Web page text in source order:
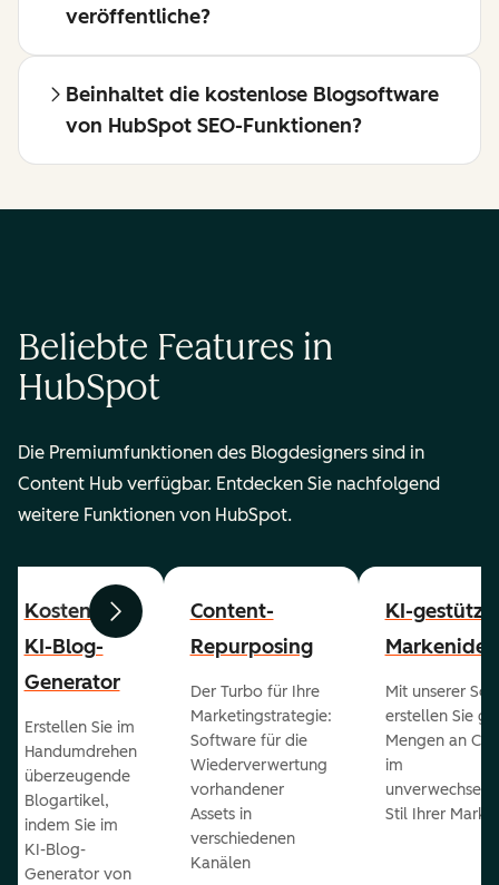
veröffentliche?
Beinhaltet die kostenlose Blogsoftware
von HubSpot SEO-Funktionen?
Beliebte Features in
HubSpot
Die Premiumfunktionen des Blogdesigners sind in
Content Hub verfügbar. Entdecken Sie nachfolgend
weitere Funktionen von HubSpot.
ZurückWeiter
Kostenloser
KI-Blog-
Generator
Erstellen Sie im
Handumdrehen
überzeugende
Blogartikel,
indem Sie im
KI-Blog-
Generator von
Content-
Repurposing
Der Turbo für Ihre
Marketingstrategie:
Software für die
Wiederverwertung
vorhandener
Assets in
verschiedenen
Kanälen
KI-
Mit unserer
erstellen Sie
Mengen an
im
Stil Ihrer Marke.